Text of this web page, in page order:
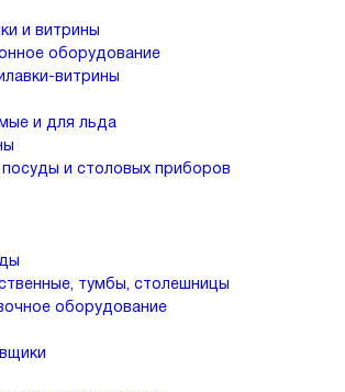
и витрины
оборудование
витрины
и для льда
и столовых приборов
тумбы, столешницы
оборудование